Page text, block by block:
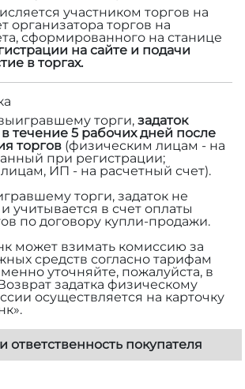
участником торгов на
организатора торгов на
сформированного на станице
на сайте и подачи
в торгах.
торги, задаток
течение 5 рабочих дней после
торгов (физическим лицам - на
при регистрации;
ИП - на расчетный счет).
торги, задаток не
учитывается в счет оплаты
по договору купли-продажи.
может взимать комиссию за
средств согласно тарифам
уточняйте, пожалуйста, в
задатка физическому
осуществляется на карточку
ответственность покупателя